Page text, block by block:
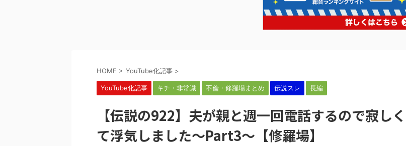
HOME > YouTube化記事 >
YouTube化記事 キチ・非常識 不倫・修羅場まとめ 伝説スレ 長編
【伝説の922】夫が親と週一回電話するので寂しく
て浮気しました〜Part3〜【修羅場】